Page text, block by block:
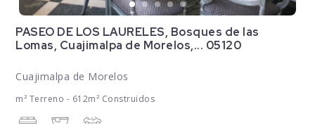
PASEO DE LOS LAURELES, Bosques de las
Lomas, Cuajimalpa de Morelos,... 05120
Cuajimalpa de Morelos
m² Terreno - 612m² Construidos